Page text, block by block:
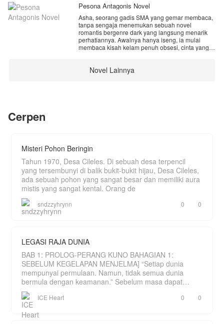
tercintanya, saat sedang menjaring ikan, Ia tak
sengaja jatuhkan kelaut karena Ia masih dalam
kesedihan, tapi siapa sangka jika ia mendapat
sebuah sistem.
Sistem Nelayan, setiap ia menangkap ikan,
menjual ikan, maka ia mendapat hadiah dan poin
pramadi 32 tahun yang sudah berjalan 7 tahun
kinara belum juga hamil, di usia pernikahan yang
ke 3 tahun kirana dan Candra memutuskan untuk
mengadopsi seorang balita cantik yang berusia
satu tahun yang di beri nama yumna Faizah yang
kini berusia 5 tahun.
perjodohan antar keluarga tapi kinara bisa
Mampukah kinara mempertahankan rumah
tangganya.
Pesona Antagonis Novel
Asha, seorang gadis SMA yang gemar membaca,
tanpa sengaja menemukan sebuah novel
romantis bergenre dark yang langsung menarik
perhatiannya. Awalnya hanya iseng, ia mulai
membaca kisah kelam penuh obsesi, cinta yang
larut malam.
Namun saat ia terbangun, dunia di sekelilingnya
karena satu hal: tergila-gila pada sang antagonis.
Dan yang paling mengerikan, Asha tahu persis
bagaimana akhir dari karakter itu nasib paling
mengenaskan yang bahkan tak layak disebut
sebagai akhir bahagia.
Novel Lainnya
Cerpen
Misteri Pohon Beringin
Tahun 1970, Desa Cileles. Di sebuah desa terpencil
yang tersembunyi di balik bukit-bukit hijau, Desa Cileles,
ada sebuah pohon yang sangat besar dan memiliki aura
mistis yang sangat kental. Orang de
sndzzyhrynn 0 0
LEGASI RAJA DUNIA
BAB 1: PROLOG-PERANG KUNO BAHAGIAN 1:
SEBELUM KEGELAPAN MENJELMA] “Setiap dunia
mempunyai permulaan. Namun, tidak semua dunia
bermula dengan keamanan.” Sebelum masa dapat
dihitung, hanya wujud sebu
ICE Heart 0 0